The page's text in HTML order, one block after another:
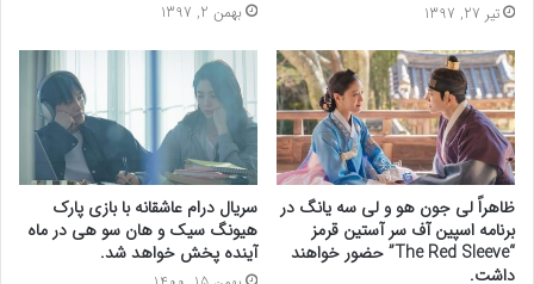
تیر 27, 1397 بهمن 2, 1397
ظاهراً لی جون هو و لی سه یانگ در
برنامه اسپین آف سر آستین قرمز
“The Red Sleeve” حضور خواهند
داشت.
سریال درام عاشقانه با بازی پارک
هیونگ سیک و هان سو هی در ماه
آینده پخش خواهد شد.